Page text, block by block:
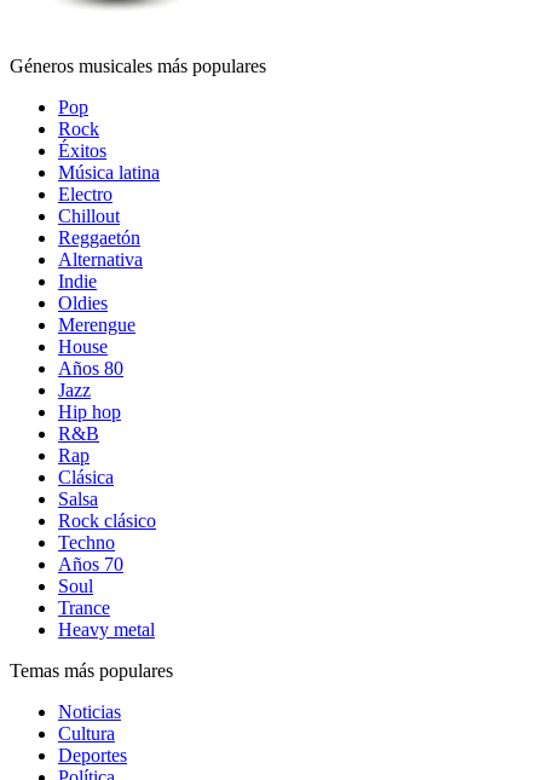
Géneros musicales más populares
Pop
Rock
Éxitos
Música latina
Electro
Chillout
Reggaetón
Alternativa
Indie
Oldies
Merengue
House
Años 80
Jazz
Hip hop
R&B
Rap
Clásica
Salsa
Rock clásico
Techno
Años 70
Soul
Trance
Heavy metal
Temas más populares
Noticias
Cultura
Deportes